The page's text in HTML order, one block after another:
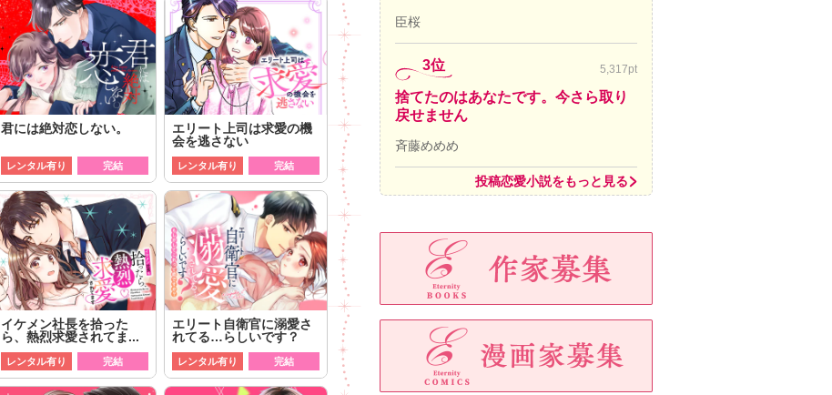
君には絶対恋しない。
レンタル有り 完結
エリート上司は求愛の機
会を逃さない
レンタル有り 完結
イケメン社長を拾った
ら、熱烈求愛されてま...
レンタル有り 完結
エリート自衛官に溺愛さ
れてる…らしいです？
レンタル有り 完結
臣桜
3位 5,317pt
捨てたのはあなたです。今さら取り
戻せません
斉藤めめめ
投稿恋愛小説をもっと見る